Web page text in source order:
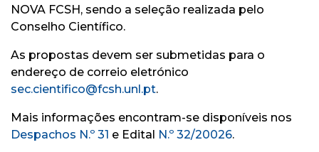
NOVA FCSH, sendo a seleção realizada pelo
Conselho Científico.
As propostas devem ser submetidas para o
endereço de correio eletrónico
sec.cientifico@fcsh.unl.pt.
Mais informações encontram-se disponíveis nos
Despachos N.º 31 e Edital N.º 32/20026.